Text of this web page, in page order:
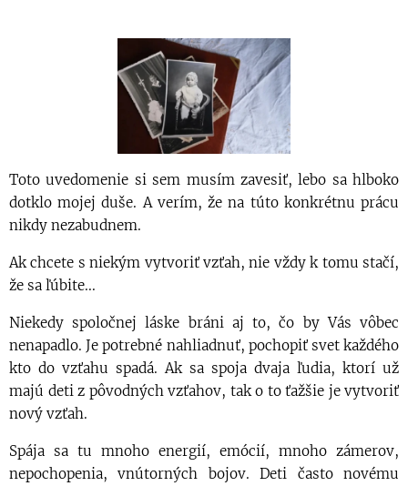
Toto uvedomenie si sem musím zavesiť, lebo sa hlboko
dotklo mojej duše. A verím, že na túto konkrétnu prácu
nikdy nezabudnem.
Ak chcete s niekým vytvoriť vzťah, nie vždy k tomu stačí,
že sa ľúbite...
Niekedy spoločnej láske bráni aj to, čo by Vás vôbec
nenapadlo. Je potrebné nahliadnuť, pochopiť svet každého
kto do vzťahu spadá. Ak sa spoja dvaja ľudia, ktorí už
majú deti z pôvodných vzťahov, tak o to ťažšie je vytvoriť
nový vzťah.
Spája sa tu mnoho energií, emócií, mnoho zámerov,
nepochopenia, vnútorných bojov. Deti často novému